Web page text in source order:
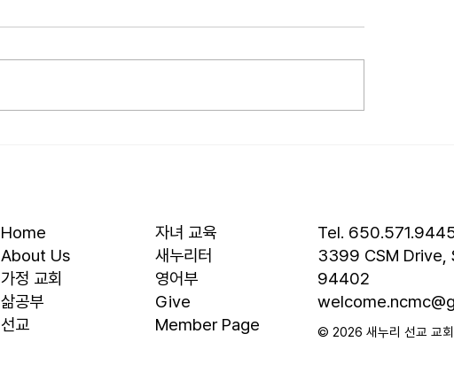
다. 산업혁명 이후 급속도로 발전
고, 쇼핑몰에 가지 않아도 온라인
으로 필요한 물건을 주문하면 집까
지 배달받을 수 있습니다. 식료품
장
우리는 살아가는 동안
대, 관계를 맺을 때 갖는
음 3장 8절, “그러므로 회
Home
About Us
​가정 교회
​삶공부
​선교
자녀 교육
새누리터
영어부
Give
Member Page
Tel.
3399 CSM Drive,
94402
© 2026 새누리 선교 교회